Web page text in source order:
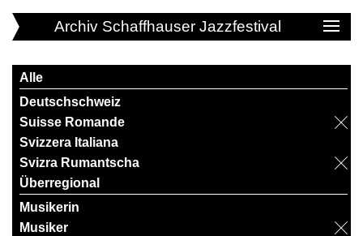
Archiv Schaffhauser Jazzfestival
Alle
Deutschschweiz
Suisse Romande
Svizzera Italiana
Svizra Rumantscha
Überregional
Musikerin
Musiker